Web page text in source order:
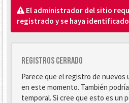
El administrador del sitio
registrado y se haya
Registros cerrado
Parece que el registro de nuevos
en este momento. También
temporal. Si cree que esto es un